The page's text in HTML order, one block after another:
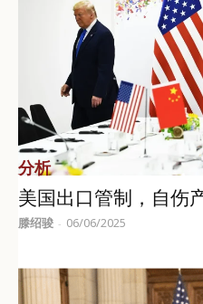
分析
美国出口管制，自伤
滕绍骏 - 06/06/2025